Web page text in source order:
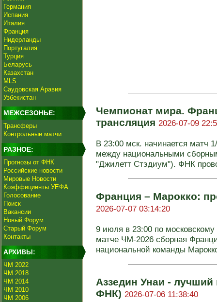
Германия
Испания
Италия
Франция
Нидерланды
Португалия
Турция
Беларусь
Казахстан
MLS
Саудовская Аравия
Узбекистан
МЕЖСЕЗОНЬЕ:
Трансферы
Контрольные матчи
РАЗНОЕ:
Прогнозы от ФНК
Российские новости
Мировые Новости
Коэффициенты УЕФА
Голосование
Поиск
Вакансии
Новый Форум
Старый Форум
Контакты
АРХИВЫ:
ЧМ 2022
ЧМ 2018
ЧМ 2014
ЧМ 2010
ЧМ 2006
Чемпионат мира.
трансляция 2026-07-09
В 23:00 мск. начинается матч
между национальными
"Джилетт Стэдиум"). ФНК
Франция – Марокко:
2026-07-07 03:14:20
9 июля в 23:00 по
матче ЧМ-2026 сборная
национальной команды
Аззедин Унаи - лучший
ФНК) 2026-07-06 11:38:40